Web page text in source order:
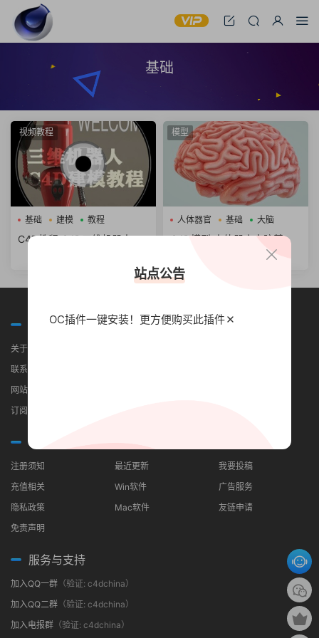
基础
视频教程
基础 建模 教程
C4D教程 C4D三维机器人基
模型
人体器官 基础 大脑
C4D模型 人体器官大脑基础
关于我们
关于我们
联系我们
网站地图
订阅RSS
常见问题
注册须知
充值相关
隐私政策
免责声明
最近更新
Win软件
Mac软件
我要投稿
广告服务
友链申请
服务与支持
加入QQ一群 （验证: c4dchina）
加入QQ二群 （验证: c4dchina）
加入电报群 （验证: c4dchina）
站点公告
OC插件一键安装！更方便购买此插件